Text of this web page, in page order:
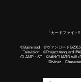
「カードファイト
©Bushiroad ©ヴァンガードG2016
Television ©Project Vanguard if/
CLAMP・ST ©VANGUARD
Divinez